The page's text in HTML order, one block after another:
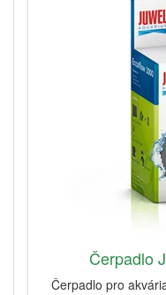
Čerpadlo
Čerpadlo pro